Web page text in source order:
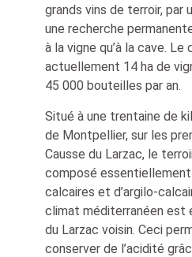
grands vins de terroir, par
une recherche
à la vigne qu’à la cave.
actuellement 14 ha de
45 000 bouteilles par an.
Situé à une trentaine de
de Montpellier, sur les
Causse du Larzac, le
composé
calcaires et d’argilo-
climat méditerranéen est
du Larzac voisin. Ceci
conserver de l’acidité